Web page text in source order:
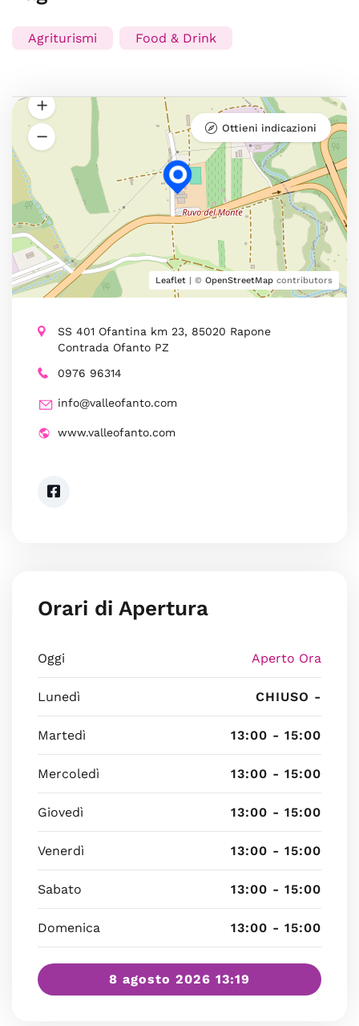
Agriturismi Food & Drink
Leaflet | © OpenStreetMap contributors
Ottieni indicazioni
SS 401 Ofantina km 23, 85020 Rapone
Contrada Ofanto PZ
0976 96314
info@valleofanto.com
www.valleofanto.com
Orari di Apertura
Oggi Aperto Ora
Lunedì CHIUSO -
Martedì 13:00 - 15:00
Mercoledì 13:00 - 15:00
Giovedì 13:00 - 15:00
Venerdì 13:00 - 15:00
Sabato 13:00 - 15:00
Domenica 13:00 - 15:00
8 agosto 2026 13:19